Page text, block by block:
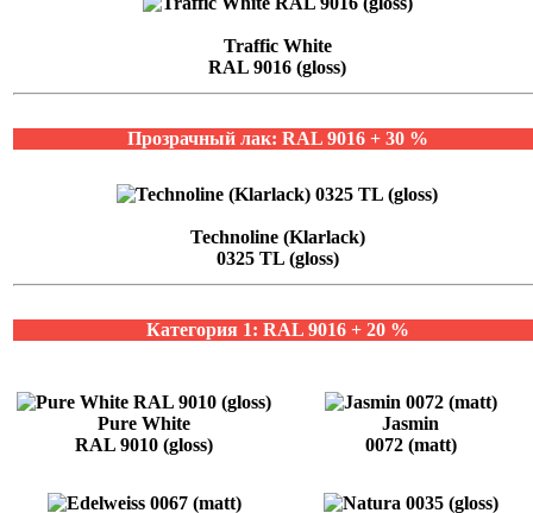
Traffic White
RAL 9016 (gloss)
Прозрачный лак: RAL 9016 + 30 %
Technoline (Klarlack)
0325 TL (gloss)
Категория 1: RAL 9016 + 20 %
Pure White
RAL 9010 (gloss)
Jasmin
0072 (matt)